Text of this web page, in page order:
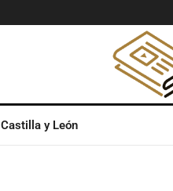
Castilla y León